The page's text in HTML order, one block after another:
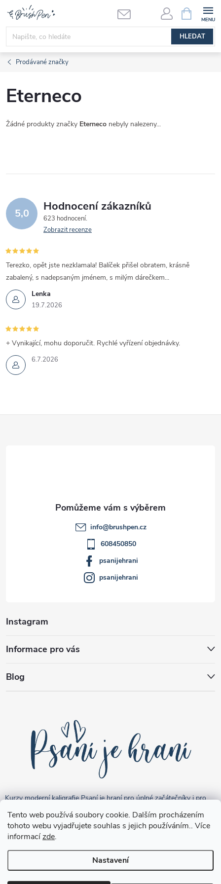
Tento web používá soubory cookie. Dalším procházením
tohoto webu vyjadřujete souhlas s jejich používáním.. Více
informacízde.
Nastavení
obsah
HLEDAT
NÁKUPNÍ
KOŠÍK
Prodávané značky
Eterneco
Žádné produkty značky Eterneco nebyly nalezeny...
5,0 Hodnocení zákazníků
623 hodnocení
Zobrazit recenze
Lenka
19.7.2026
Terezko, opět jste nezklamala! Balíček přišel obratem, krásně
zabalený, s nadepsaným jménem, s milým dárečkem...
6.7.2026
+ Vynikající, mohu doporučit. Rychlé vyřízení objednávky.
Instagram
Informace pro vás
Blog
info@brushpen.cz
608450850
psanijehrani
psanijehrani
Kurzy moderní kaligrafie Psaní je hraní pro úplné začátečníky i pro
pokročilejší "kreativce".
Copyright 2026Brushpen.cz. Všechna práva vyhrazena.Upravit